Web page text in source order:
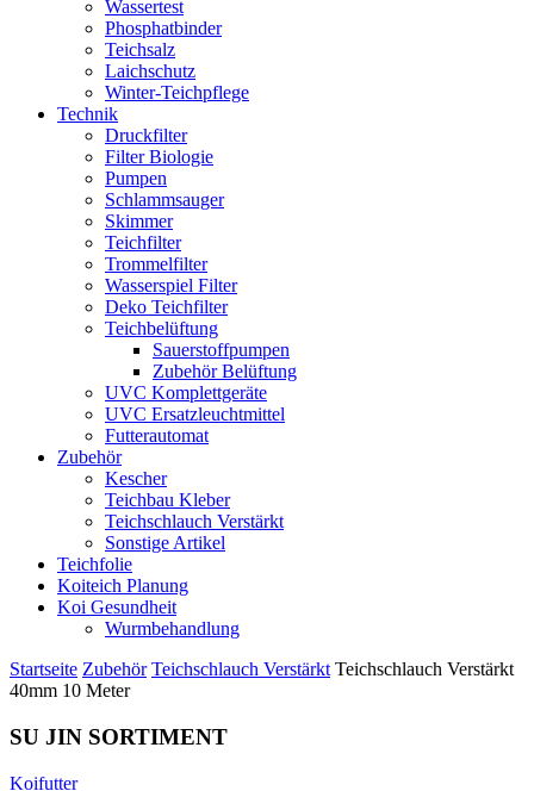
Wassertest
Phosphatbinder
Teichsalz
Laichschutz
Winter-Teichpflege
Technik
Druckfilter
Filter Biologie
Pumpen
Schlammsauger
Skimmer
Teichfilter
Trommelfilter
Wasserspiel Filter
Deko Teichfilter
Teichbelüftung
Sauerstoffpumpen
Zubehör Belüftung
UVC Komplettgeräte
UVC Ersatzleuchtmittel
Futterautomat
Zubehör
Kescher
Teichbau Kleber
Teichschlauch Verstärkt
Sonstige Artikel
Teichfolie
Koiteich Planung
Koi Gesundheit
Wurmbehandlung
Startseite Zubehör Teichschlauch Verstärkt Teichschlauch Verstärkt
40mm 10 Meter
SU JIN SORTIMENT
Koifutter